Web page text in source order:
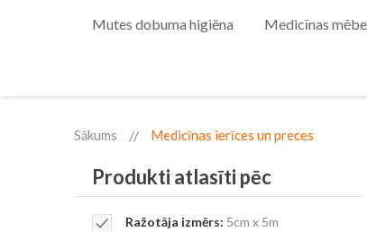
Mutes dobuma higiēna Medicīnas
Sākums Medicīnas ierīces un preces
Produkti atlasīti pēc
Ražotāja izmērs 5cm x 5m
Remove